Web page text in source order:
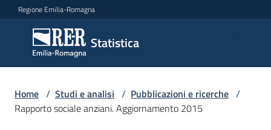
Vai al contenuto
Vai alla navigazione
Vai al footer
Regione Emilia-Romagna
Statistica
Statistica
Novità
Home / Studi e analisi / Pubblicazioni e ricerche /
Rapporto sociale anziani. Aggiornamento 2015